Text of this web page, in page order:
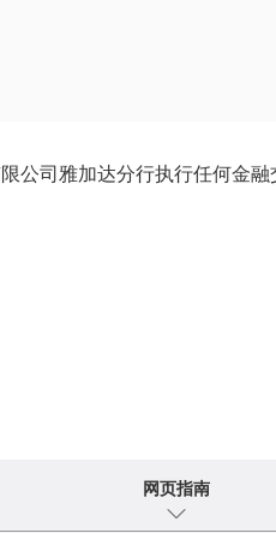
公司雅加达分行执行任何金融
网页指南